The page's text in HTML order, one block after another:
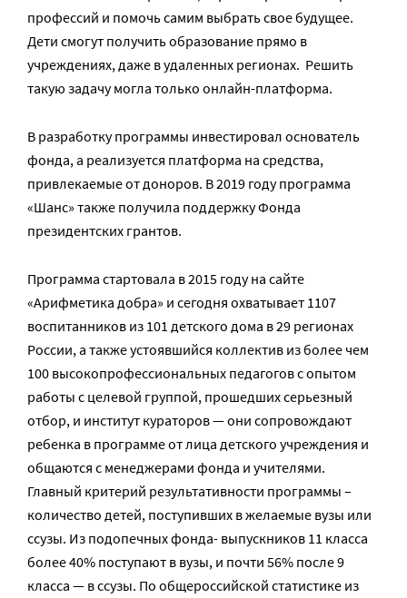
профессий и помочь самим выбрать свое будущее.
Дети смогут получить образование прямо в
учреждениях, даже в удаленных регионах. Решить
такую задачу могла только онлайн-платформа.
В разработку программы инвестировал основатель
фонда, а реализуется платформа на средства,
привлекаемые от доноров. В 2019 году программа
«Шанс» также получила поддержку Фонда
президентских грантов.
Программа стартовала в 2015 году на сайте
«Арифметика добра» и сегодня охватывает 1107
воспитанников из 101 детского дома в 29 регионах
России, а также устоявшийся коллектив из более чем
100 высокопрофессиональных педагогов с опытом
работы с целевой группой, прошедших серьезный
отбор, и институт кураторов — они сопровождают
ребенка в программе от лица детского учреждения и
общаются с менеджерами фонда и учителями.
Главный критерий результативности программы –
количество детей, поступивших в желаемые вузы или
ссузы. Из подопечных фонда- выпускников 11 класса
более 40% поступают в вузы, и почти 56% после 9
класса — в ссузы. По общероссийской статистике из